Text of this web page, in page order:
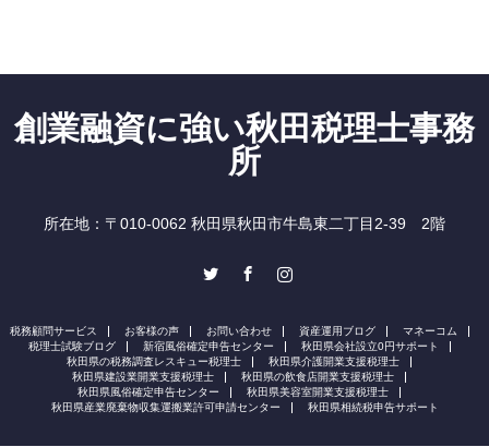
創業融資に強い秋田税理士事務
所
所在地：〒010-0062 秋田県秋田市牛島東二丁目2-39 2階
税務顧問サービス お客様の声 お問い合わせ 資産運用ブログ
マネーコム
税理士試験ブログ
新宿風俗確定申告センター
秋田県会社設立0円サポート
秋田県の税務調査レスキュー税理士
秋田県介護開業支援税理士
秋田県建設業開業支援税理士
秋田県の飲食店開業支援税理士
秋田県風俗確定申告センター
秋田県美容室開業支援税理士
秋田県産業廃棄物収集運搬業許可申請センター
秋田県相続税申告サポート